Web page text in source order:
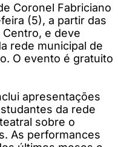
Coronel Fabriciano
(5), a partir das
Centro, e deve
rede municipal de
O evento é gratuito
apresentações
da rede
sobre o
As performances